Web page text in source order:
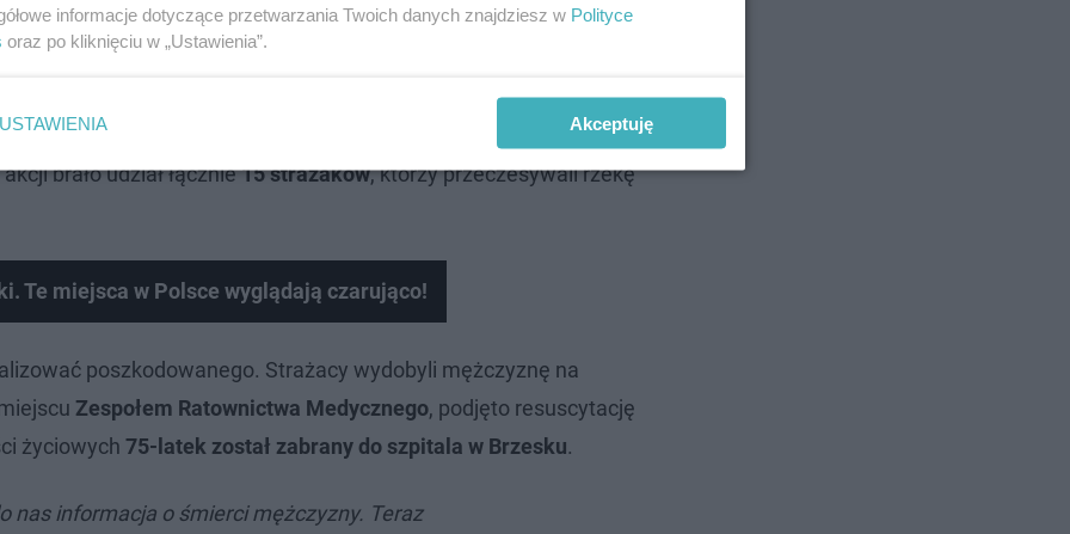
Miasto rozmawia z Motorem Lublin
akcji brało udział łącznie15 strażaków, którzy przeczesywali rzekę
Te miejsca w Polsce wyglądają czarująco!
poszkodowanego. Strażacy wydobyli mężczyznę na
Zespołem Ratownictwa Medycznego, podjęto resuscytację
życiowych 75-latek został zabrany do szpitala w Brzesku.
nas informacja o śmierci mężczyzny. Teraz
informacje dotyczące przetwarzania Twoich danych znajdziesz w Polityce
oraz po kliknięciu w „Ustawienia”.
USTAWIENIA Akceptuję